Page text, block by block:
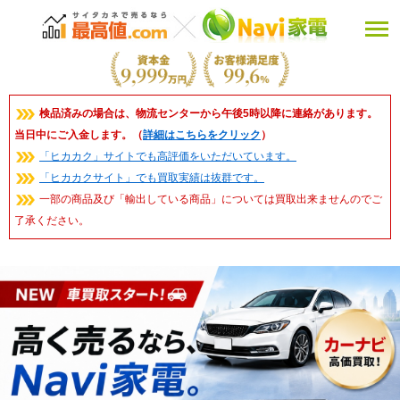
検品済みの場合は、物流センターから午後5時以降に連絡があります。
当日中にご入金します。（詳細はこちらをクリック ）
「ヒカカク」サイトでも高評価をいただいています。
「ヒカカクサイト」でも買取実績は抜群です。
一部の商品及び「輸出している商品」については買取出来ませんのでご
了承ください。